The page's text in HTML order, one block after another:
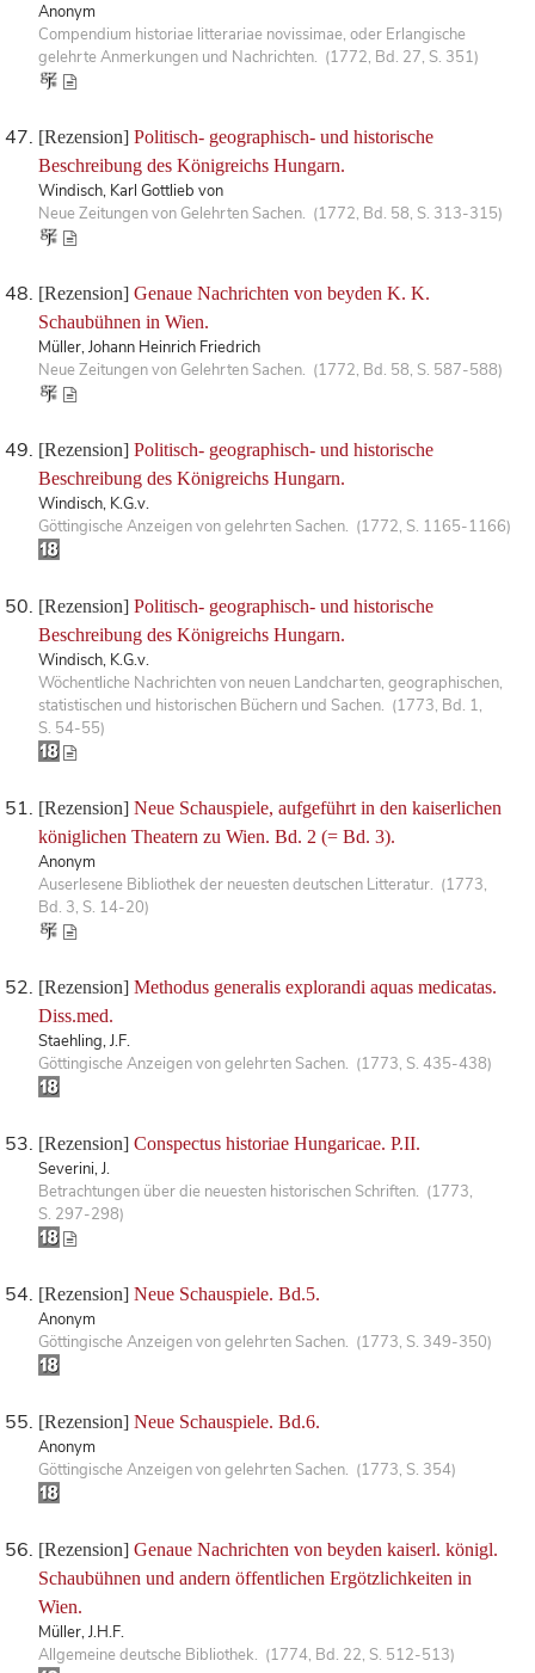
Anonym
Compendium historiae litterariae novissimae, oder Erlangische
gelehrte Anmerkungen und Nachrichten. (1772, Bd. 27, S. 351)
[Rezension] Politisch- geographisch- und historische
Beschreibung des Königreichs Hungarn.
Windisch, Karl Gottlieb von
Neue Zeitungen von Gelehrten Sachen. (1772, Bd. 58, S. 313-315)
[Rezension] Genaue Nachrichten von beyden K. K.
Schaubühnen in Wien.
Müller, Johann Heinrich Friedrich
Neue Zeitungen von Gelehrten Sachen. (1772, Bd. 58, S. 587-588)
[Rezension] Politisch- geographisch- und historische
Beschreibung des Königreichs Hungarn.
Windisch, K.G.v.
Göttingische Anzeigen von gelehrten Sachen. (1772, S. 1165-1166)
[Rezension] Politisch- geographisch- und historische
Beschreibung des Königreichs Hungarn.
Windisch, K.G.v.
Wöchentliche Nachrichten von neuen Landcharten, geographischen,
statistischen und historischen Büchern und Sachen. (1773, Bd. 1,
S. 54-55)
[Rezension] Neue Schauspiele, aufgeführt in den kaiserlichen
königlichen Theatern zu Wien. Bd. 2 (= Bd. 3).
Anonym
Auserlesene Bibliothek der neuesten deutschen Litteratur. (1773,
Bd. 3, S. 14-20)
[Rezension] Methodus generalis explorandi aquas medicatas.
Diss.med.
Staehling, J.F.
Göttingische Anzeigen von gelehrten Sachen. (1773, S. 435-438)
[Rezension] Conspectus historiae Hungaricae. P.II.
Severini, J.
Betrachtungen über die neuesten historischen Schriften. (1773,
S. 297-298)
[Rezension] Neue Schauspiele. Bd.5.
Anonym
Göttingische Anzeigen von gelehrten Sachen. (1773, S. 349-350)
[Rezension] Neue Schauspiele. Bd.6.
Anonym
Göttingische Anzeigen von gelehrten Sachen. (1773, S. 354)
[Rezension] Genaue Nachrichten von beyden kaiserl. königl.
Schaubühnen und andern öffentlichen Ergötzlichkeiten in
Wien.
Müller, J.H.F.
Allgemeine deutsche Bibliothek. (1774, Bd. 22, S. 512-513)